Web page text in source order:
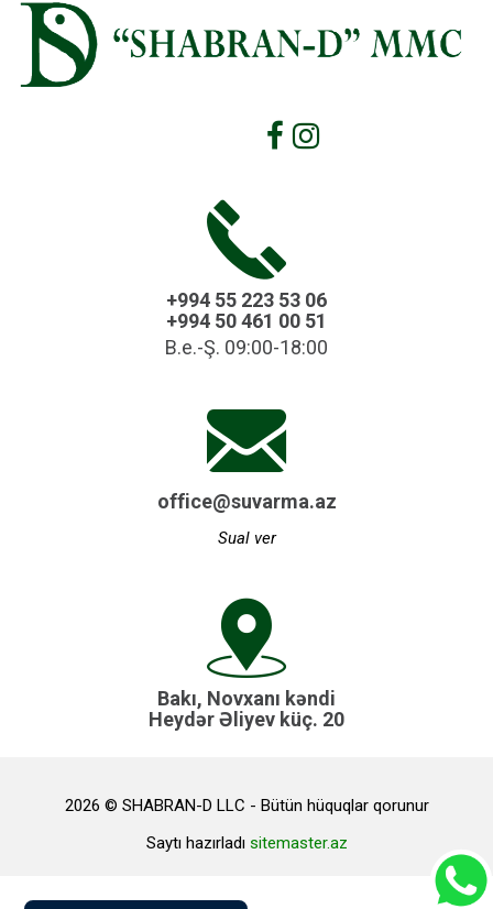
+994 55 223 53 06
+994 50 461 00 51
B.e.-Ş. 09:00-18:00
office@suvarma.az
Sual ver
Bakı, Novxanı kəndi
Heydər Əliyev küç. 20
2026 © SHABRAN-D LLC - Bütün hüquqlar qorunur
Saytı hazırladı sitemaster.az